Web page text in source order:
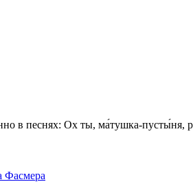
в песнях: Ох ты, ма́тушка-пусты́ня,
Фасмера